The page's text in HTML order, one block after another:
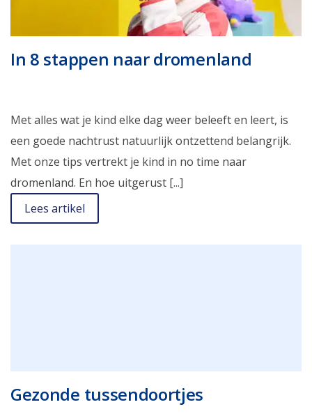
In 8 stappen naar dromenland
Met alles wat je kind elke dag weer beleeft en leert, is
een goede nachtrust natuurlijk ontzettend belangrijk.
Met onze tips vertrekt je kind in no time naar
dromenland. En hoe uitgerust [...]
Lees artikel
Gezonde tussendoortjes